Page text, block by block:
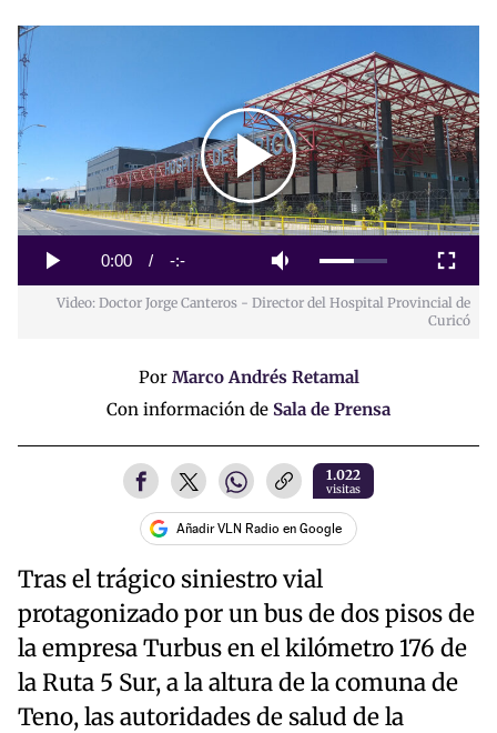
Play
Video
Play Mute
Current
Time
0:00 / Duration
-:-
Loaded:
Fullscreen
Video: Doctor Jorge Canteros - Director del Hospital Provincial de
Curicó
Por Marco Andrés Retamal
Con información de Sala de Prensa
1.022
visitas
Añadir VLN Radio en Google
Tras el trágico siniestro vial
protagonizado por un bus de dos pisos de
la empresa Turbus en el kilómetro 176 de
la Ruta 5 Sur, a la altura de la comuna de
Teno, las autoridades de salud de la